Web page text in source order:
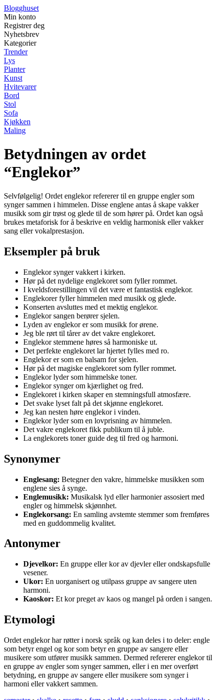
Blogghuset
Min konto
Registrer deg
Nyhetsbrev
Kategorier
Trender
Lys
Planter
Kunst
Hvitevarer
Bord
Stol
Sofa
Kjøkken
Maling
Betydningen av ordet
“Englekor”
Selvfølgelig! Ordet englekor refererer til en gruppe engler som
synger sammen i himmelen. Disse englene antas å skape vakker
musikk som gir trøst og glede til de som hører på. Ordet kan også
brukes metaforisk for å beskrive en veldig harmonisk eller vakker
sang eller vokalprestasjon.
Eksempler på bruk
Englekor synger vakkert i kirken.
Hør på det nydelige englekoret som fyller rommet.
I kveldsforestillingen vil det være et fantastisk englekor.
Englekorer fyller himmelen med musikk og glede.
Konserten avsluttes med et mektig englekor.
Englekor sangen berører sjelen.
Lyden av englekor er som musikk for ørene.
Jeg ble rørt til tårer av det vakre englekoret.
Englekor stemmene høres så harmoniske ut.
Det perfekte englekoret lar hjertet fylles med ro.
Englekor er som en balsam for sjelen.
Hør på det magiske englekoret som fyller rommet.
Englekor lyder som himmelske toner.
Englekor synger om kjærlighet og fred.
Englekoret i kirken skaper en stemningsfull atmosfære.
Det svake lyset falt på det skjønne englekoret.
Jeg kan nesten høre englekor i vinden.
Englekor lyder som en lovprisning av himmelen.
Det vakre englekoret fikk publikum til å juble.
La englekorets toner guide deg til fred og harmoni.
Synonymer
Englesang: Betegner den vakre, himmelske musikken som
englene sies å synge.
Englemusikk: Musikalsk lyd eller harmonier assosiert med
engler og himmelsk skjønnhet.
Englekorsang: En samling avstemte stemmer som fremføres
med en guddommelig kvalitet.
Antonymer
Djevelkor: En gruppe eller kor av djevler eller ondskapsfulle
vesener.
Ukor: En uorganisert og utilpass gruppe av sangere uten
harmoni.
Kaoskor: Et kor preget av kaos og mangel på orden i sangen.
Etymologi
Ordet englekor har røtter i norsk språk og kan deles i to deler: engle
som betyr engel og kor som betyr en gruppe av sangere eller
musikere som utfører musikk sammen. Dermed refererer englekor til
en gruppe av engler som synger sammen, eller i en mer overført
betydning, en gruppe av sangere eller musikere som synger i
harmoni eller vakkert sammen.